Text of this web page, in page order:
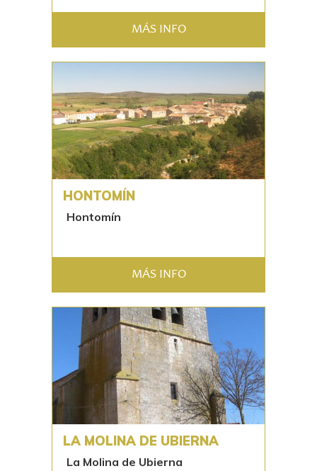
MÁS INFO
HONTOMÍN
Hontomín
MÁS INFO
LA MOLINA DE UBIERNA
La Molina de Ubierna